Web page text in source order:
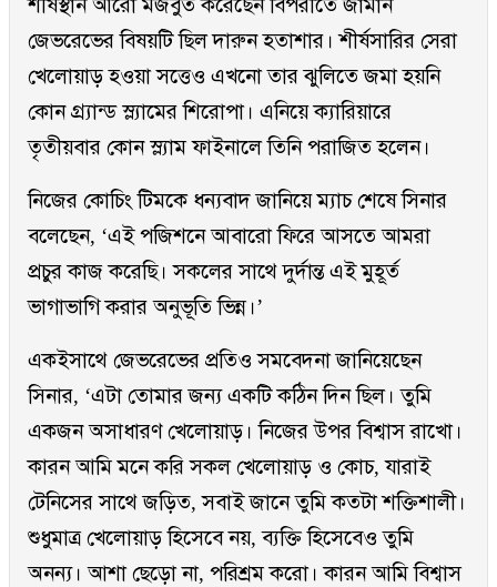
শীর্ষস্থান আরো মজবুত করেছেন বিপরীতে জার্মান
জেভরেভের বিষয়টি ছিল দারুন হতাশার। শীর্ষসারির সেরা
খেলোয়াড় হওয়া সত্তেও এখনো তার ঝুলিতে জমা হয়নি
কোন গ্র্যান্ড স্ল্যামের শিরোপা। এনিয়ে ক্যারিয়ারে
তৃতীয়বার কোন স্ল্যাম ফাইনালে তিনি পরাজিত হলেন।
নিজের কোচিং টিমকে ধন্যবাদ জানিয়ে ম্যাচ শেষে সিনার
বলেছেন, ‘এই পজিশনে আবারো ফিরে আসতে আমরা
প্রচুর কাজ করেছি। সকলের সাথে দুর্দান্ত এই মুহূর্ত
ভাগাভাগি করার অনুভূতি ভিন্ন।’
একইসাথে জেভরেভের প্রতিও সমবেদনা জানিয়েছেন
সিনার, ‘এটা তোমার জন্য একটি কঠিন দিন ছিল। তুমি
একজন অসাধারণ খেলোয়াড়। নিজের উপর বিশ্বাস রাখো।
কারন আমি মনে করি সকল খেলোয়াড় ও কোচ, যারাই
টেনিসের সাথে জড়িত, সবাই জানে তুমি কতটা শক্তিশালী।
শুধুমাত্র খেলোয়াড় হিসেবে নয়, ব্যক্তি হিসেবেও তুমি
অনন্য। আশা ছেড়ো না, পরিশ্রম করো। কারন আমি বিশ্বাস